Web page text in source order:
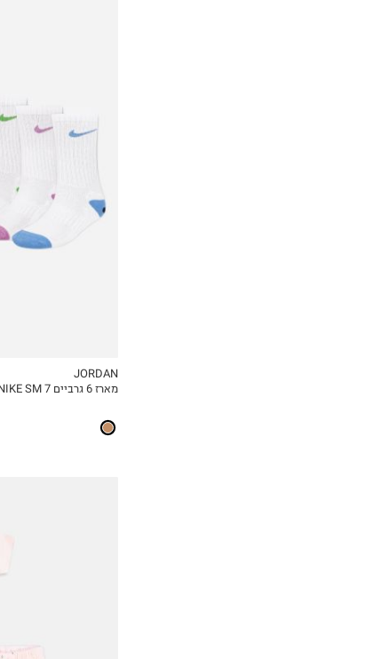
MY LIST
JORDAN
מארז 6 גרביים 7 6PK NIKE SM / בייבי בנות